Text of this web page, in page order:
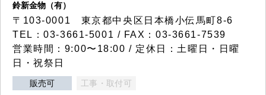
鈴新金物（有）
〒103-0001 東京都中央区日本橋小伝馬町8-6
TEL：03-3661-5001 / FAX：03-3661-7539
営業時間：9:00〜18:00 / 定休日：土曜日・日曜
日・祝祭日
販売可 工事・取付可